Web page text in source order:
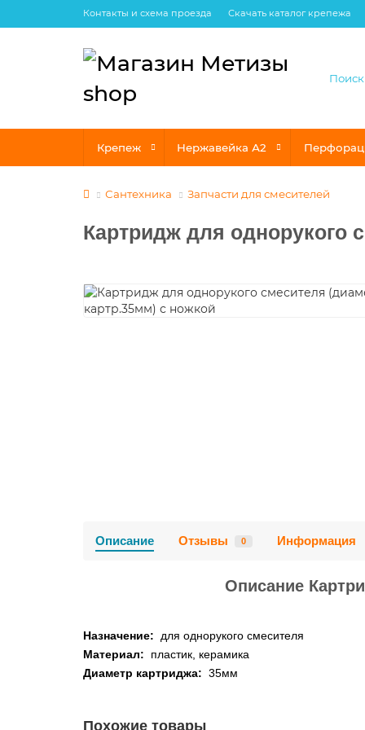
Контакты и схема проезда Скачать каталог крепежа
Крепеж Нержавейка А2
Сантехника Запчасти для смесителей
Картридж для однорукого
Описание Отзывы 0 Информация
Описание
Назначение:
для однорукого смесителя
Материал:
пластик, керамика
Диаметр картриджа: 35мм
Похожие товары